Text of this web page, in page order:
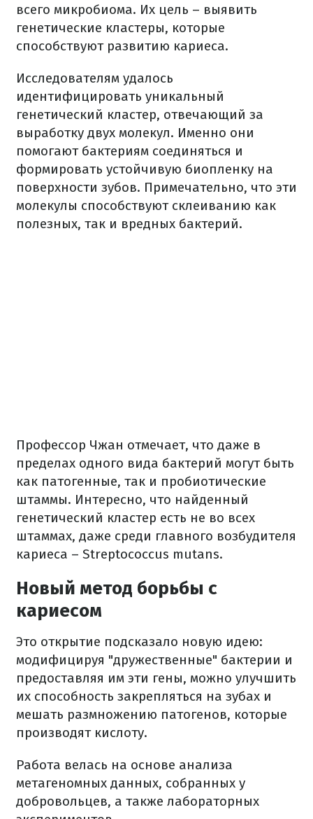
всего микробиома. Их цель – выявить
генетические кластеры, которые
способствуют развитию кариеса.
Исследователям удалось
идентифицировать уникальный
генетический кластер, отвечающий за
выработку двух молекул. Именно они
помогают бактериям соединяться и
формировать устойчивую биопленку на
поверхности зубов. Примечательно, что эти
молекулы способствуют склеиванию как
полезных, так и вредных бактерий.
Профессор Чжан отмечает, что даже в
пределах одного вида бактерий могут быть
как патогенные, так и пробиотические
штаммы. Интересно, что найденный
генетический кластер есть не во всех
штаммах, даже среди главного возбудителя
кариеса – Streptococcus mutans.
Новый метод борьбы с
кариесом
Это открытие подсказало новую идею:
модифицируя "дружественные" бактерии и
предоставляя им эти гены, можно улучшить
их способность закрепляться на зубах и
мешать размножению патогенов, которые
производят кислоту.
Работа велась на основе анализа
метагеномных данных, собранных у
добровольцев, а также лабораторных